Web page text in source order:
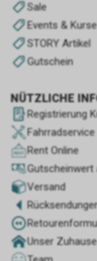
Sale
Events & Kurse
STORY Artikel
Gutschein
NÜTZLICHE
Registrierung
Fahrradservice
Rent Online
Gutscheinwert
Versand
Unser Zuhause